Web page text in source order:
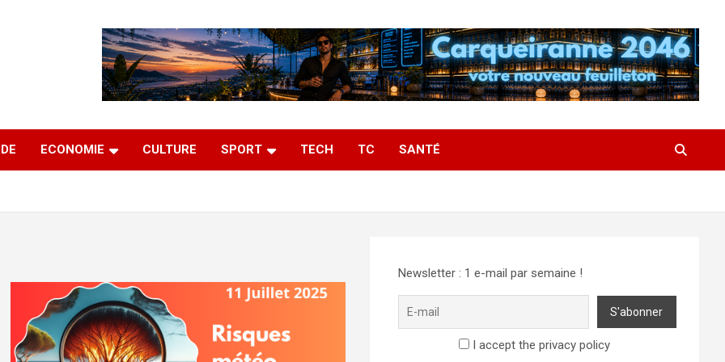
ECONOMIE CULTURE SPORT TECH TC SANTÉ
Newsletter : 1 e-mail par semaine !
I accept the privacy policy